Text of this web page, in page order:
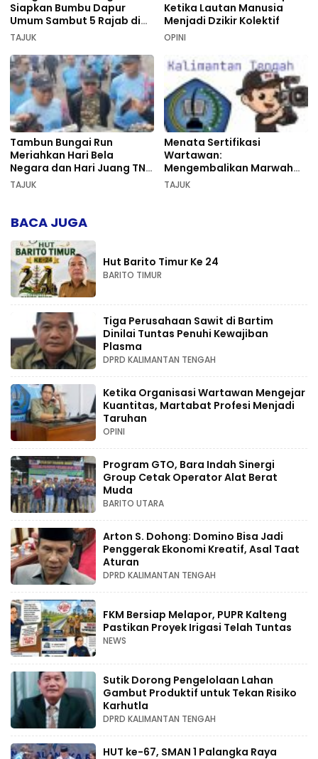
Siapkan Bumbu Dapur
Umum Sambut 5 Rajab di
Sekumpul
TAJUK
Ketika Lautan Manusia
Menjadi Dzikir Kolektif
OPINI
Tambun Bungai Run
Meriahkan Hari Bela
Negara dan Hari Juang TNI
AD di Palangka Raya
TAJUK
Menata Sertifikasi
Wartawan:
Mengembalikan Marwah
Pers dan Keadilan
TAJUK
BACA JUGA
Hut Barito Timur Ke 24
BARITO TIMUR
Tiga Perusahaan Sawit di Bartim
Dinilai Tuntas Penuhi Kewajiban
Plasma
DPRD KALIMANTAN TENGAH
Ketika Organisasi Wartawan Mengejar
Kuantitas, Martabat Profesi Menjadi
Taruhan
OPINI
Program GTO, Bara Indah Sinergi
Group Cetak Operator Alat Berat
Muda
BARITO UTARA
Arton S. Dohong: Domino Bisa Jadi
Penggerak Ekonomi Kreatif, Asal Taat
Aturan
DPRD KALIMANTAN TENGAH
FKM Bersiap Melapor, PUPR Kalteng
Pastikan Proyek Irigasi Telah Tuntas
NEWS
Sutik Dorong Pengelolaan Lahan
Gambut Produktif untuk Tekan Risiko
Karhutla
DPRD KALIMANTAN TENGAH
HUT ke-67, SMAN 1 Palangka Raya